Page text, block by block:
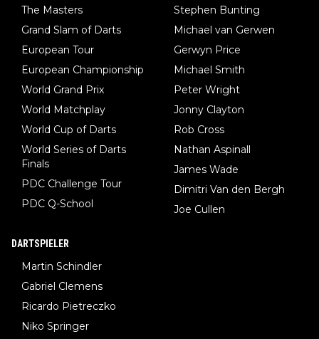
The Masters
Grand Slam of Darts
European Tour
European Championship
World Grand Prix
World Matchplay
World Cup of Darts
World Series of Darts
Finals
PDC Challenge Tour
PDC Q-School
Stephen Bunting
Michael van Gerwen
Gerwyn Price
Michael Smith
Peter Wright
Jonny Clayton
Rob Cross
Nathan Aspinall
James Wade
Dimitri Van den Bergh
Joe Cullen
DARTSPIELER
Martin Schindler
Gabriel Clemens
Ricardo Pietreczko
Niko Springer